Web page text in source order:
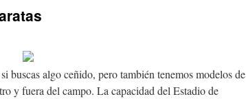
buscas algo ceñido, pero también tenemos modelos de
y fuera del campo. La capacidad del Estadio de